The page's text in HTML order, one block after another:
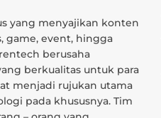
yang menyajikan konten
game, event, hingga
berusaha
berkualitas untuk para
menjadi rujukan utama
pada khususnya. Tim